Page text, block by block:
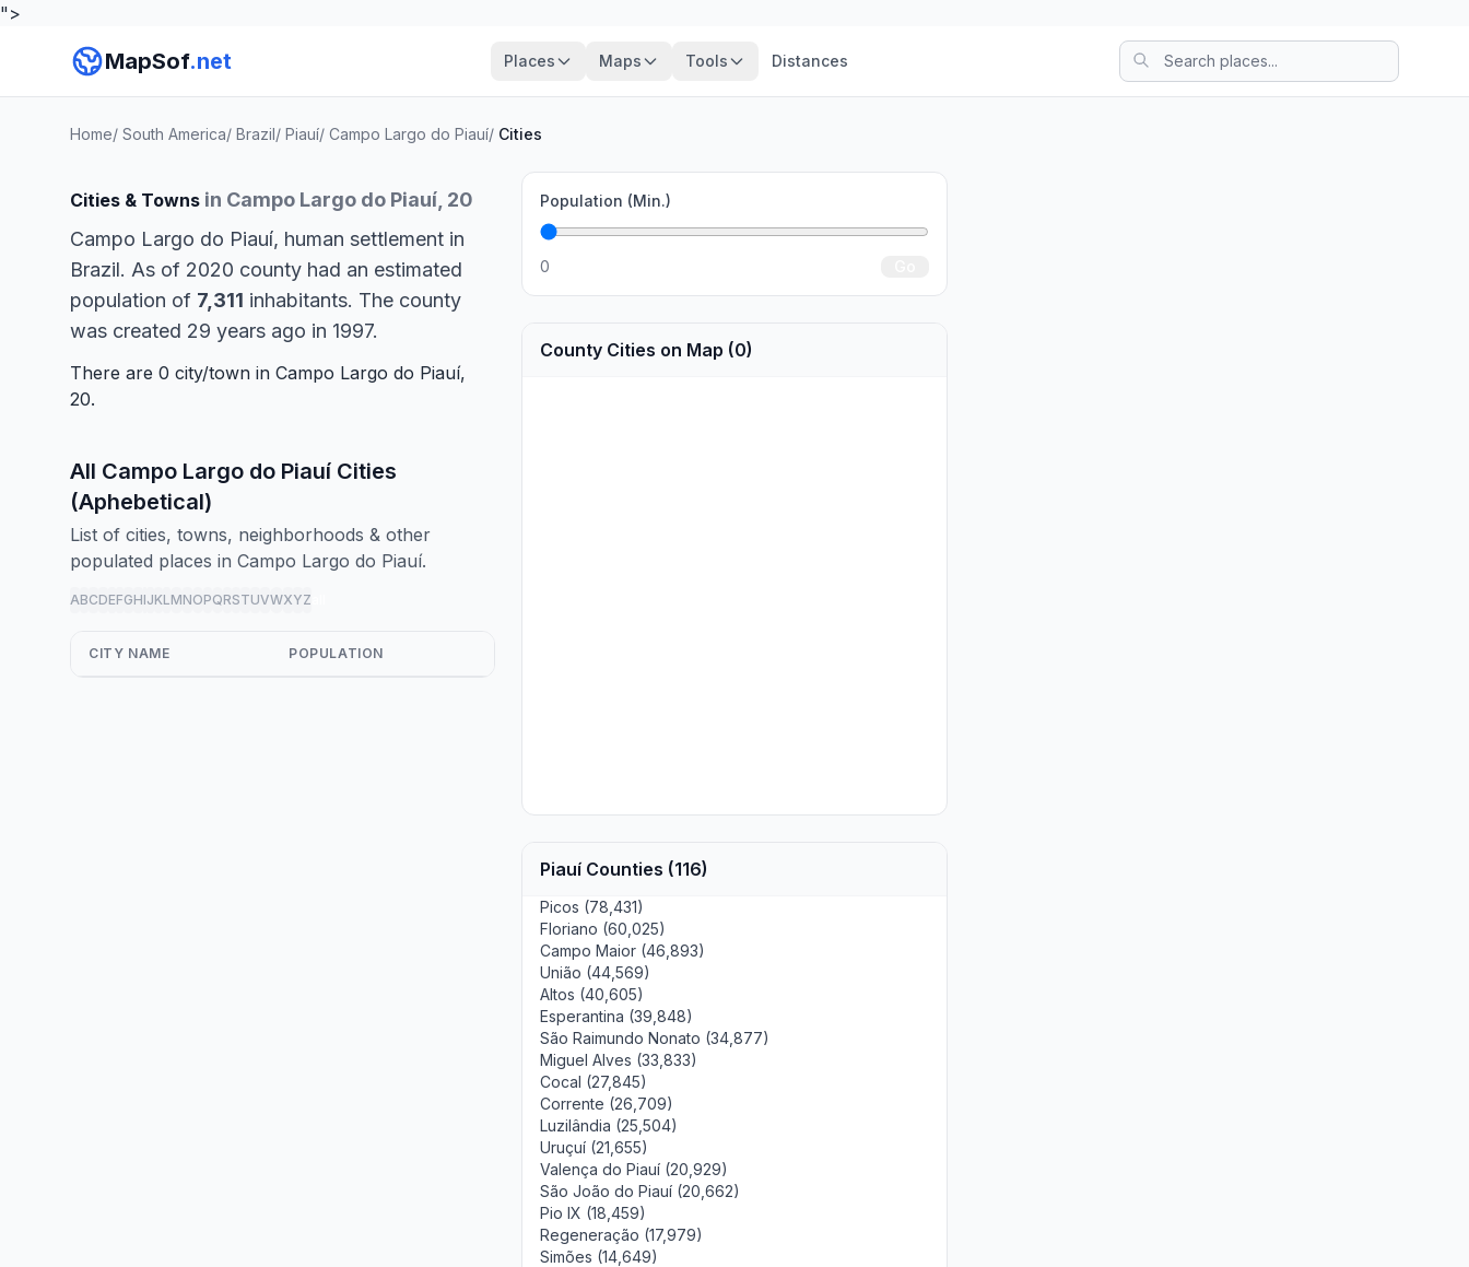
">
MapSof.net Places Maps Tools Distances
Home/ South America/ Brazil/ Piauí/ Campo Largo do Piauí/ Cities
Cities & Towns in Campo Largo do Piauí, 20
Campo Largo do Piauí, human settlement in
Brazil. As of 2020 county had an estimated
population of 7,311 inhabitants. The county
was created 29 years ago in 1997.
There are 0 city/town in Campo Largo do Piauí,
20.
All Campo Largo do Piauí Cities
(Aphebetical)
List of cities, towns, neighborhoods & other
populated places in Campo Largo do Piauí.
ABCDEFGHIJKLMNOPQRSTUVWXYZ
CITY NAME POPULATION
Population (Min.)
0
County Cities on Map (0)
Piauí Counties (116)
Picos (78,431)
Floriano (60,025)
Campo Maior (46,893)
União (44,569)
Altos (40,605)
Esperantina (39,848)
São Raimundo Nonato (34,877)
Miguel Alves (33,833)
Cocal (27,845)
Corrente (26,709)
Luzilândia (25,504)
Uruçuí (21,655)
Valença do Piauí (20,929)
São João do Piauí (20,662)
Pio IX (18,459)
Regeneração (17,979)
Simões (14,649)